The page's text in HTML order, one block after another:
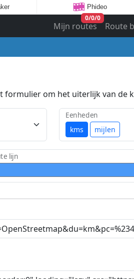
Phideo
Mijn routes
0/0/0
Route
formulier om het uiterlijk van de
kms mijlen
Eenheden
lijn